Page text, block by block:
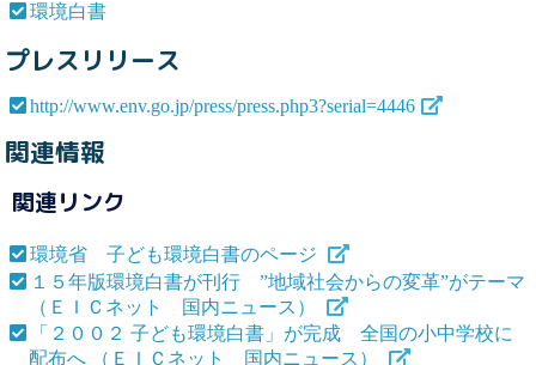
環境白書
プレスリリース
http://www.env.go.jp/press/press.php3?serial=4446
関連情報
関連リンク
環境省 子ども環境白書のページ
１５年版環境白書が刊行 ”地域社会からの変革”がテーマ
（ＥＩＣネット 国内ニュース）
「２００２ 子ども環境白書」が完成 全国の小中学校に
配布へ （ＥＩＣネット 国内ニュース）